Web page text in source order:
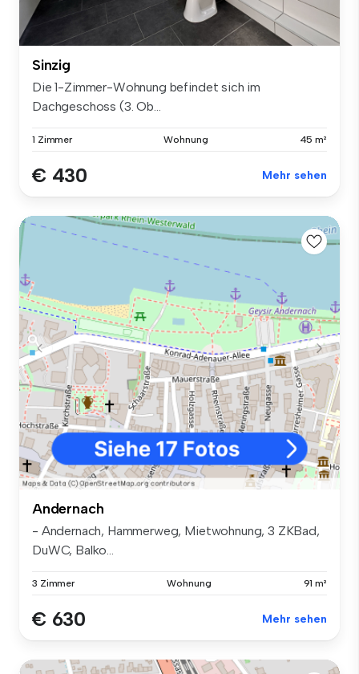
Sinzig
Die 1-Zimmer-Wohnung befindet sich im
Dachgeschoss (3. Ob...
1 Zimmer Wohnung 45 m²
€ 430 Mehr sehen
Andernach
- Andernach, Hammerweg, Mietwohnung, 3 ZKBad,
DuWC, Balko...
3 Zimmer Wohnung 91 m²
€ 630 Mehr sehen